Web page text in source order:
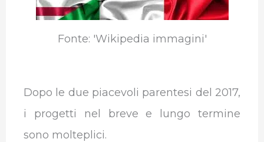
Fonte: 'Wikipedia immagini'
Dopo le due piacevoli parentesi del 2017,
i progetti nel breve e lungo termine
sono molteplici.